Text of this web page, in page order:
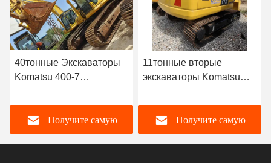
11тонные вторые
экскаваторы Komatsu
экскаваторы для
подъемаПолучите самую
35 т тяжелый
эксплуатируемый
Pc350-7
Получите самую